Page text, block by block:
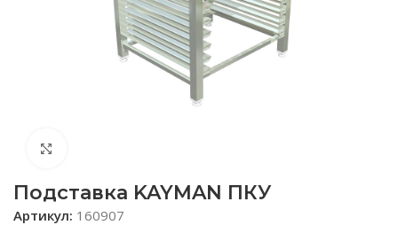
Подставка KAYMAN ПКУ
Артикул: 160907